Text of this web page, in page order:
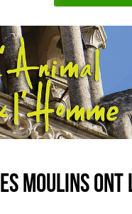
moulins ont